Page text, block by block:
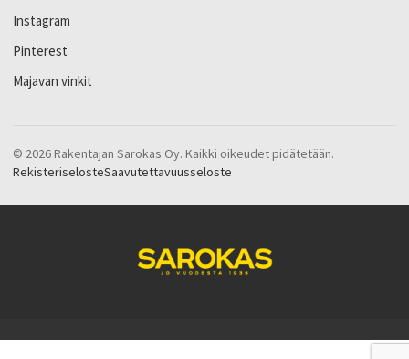
Instagram
Pinterest
Majavan vinkit
© 2026 Rakentajan Sarokas Oy. Kaikki oikeudet pidätetään.
RekisteriselosteSaavutettavuusseloste